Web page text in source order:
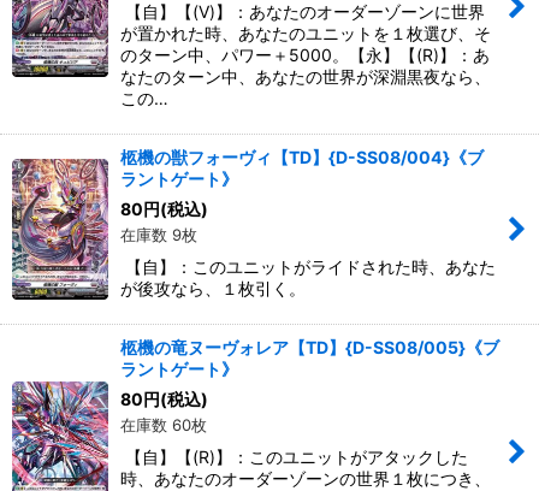
【自】【(V)】：あなたのオーダーゾーンに世界
が置かれた時、あなたのユニットを１枚選び、そ
のターン中、パワー＋5000。【永】【(R)】：あ
なたのターン中、あなたの世界が深淵黒夜なら、
この…
柩機の獣フォーヴィ【TD】{D-SS08/004}《ブ
ラントゲート》
80円(税込)
在庫数 9枚
【自】：このユニットがライドされた時、あなた
が後攻なら、１枚引く。
柩機の竜ヌーヴォレア【TD】{D-SS08/005}《ブ
ラントゲート》
80円(税込)
在庫数 60枚
【自】【(R)】：このユニットがアタックした
時、あなたのオーダーゾーンの世界１枚につき、